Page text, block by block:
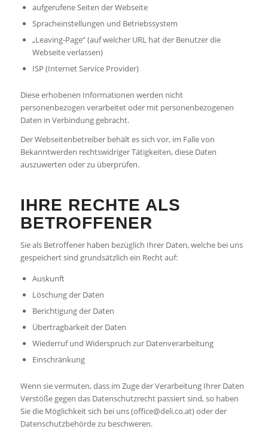
aufgerufene Seiten der Webseite
Spracheinstellungen und Betriebssystem
„Leaving-Page“ (auf welcher URL hat der Benutzer die
Webseite verlassen)
ISP (Internet Service Provider)
Diese erhobenen Informationen werden nicht
personenbezogen verarbeitet oder mit personenbezogenen
Daten in Verbindung gebracht.
Der Webseitenbetreiber behält es sich vor, im Falle von
Bekanntwerden rechtswidriger Tätigkeiten, diese Daten
auszuwerten oder zu überprüfen.
IHRE RECHTE ALS
BETROFFENER
Sie als Betroffener haben bezüglich Ihrer Daten, welche bei uns
gespeichert sind grundsätzlich ein Recht auf:
Auskunft
Löschung der Daten
Berichtigung der Daten
Übertragbarkeit der Daten
Wiederruf und Widerspruch zur Datenverarbeitung
Einschränkung
Wenn sie vermuten, dass im Zuge der Verarbeitung Ihrer Daten
Verstöße gegen das Datenschutzrecht passiert sind, so haben
Sie die Möglichkeit sich bei uns (office@deli.co.at) oder der
Datenschutzbehörde zu beschweren.